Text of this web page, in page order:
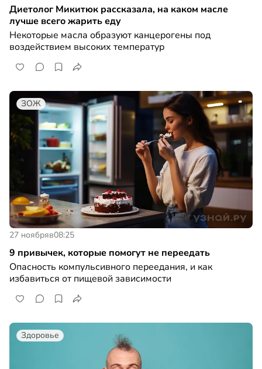
Диетолог Микитюк рассказала, на каком масле
лучше всего жарить еду
Некоторые масла образуют канцерогены под
воздействием высоких температур
ЗОЖ
27 ноябряв08:25
9 привычек, которые помогут не переедать
Опасность компульсивного переедания, и как
избавиться от пищевой зависимости
Здоровье